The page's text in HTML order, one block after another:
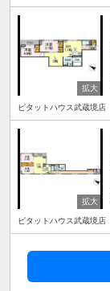
ピタットハウス武蔵境店
ピタットハウス武蔵境店